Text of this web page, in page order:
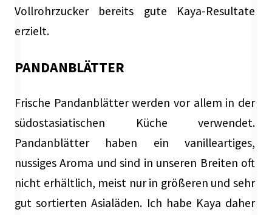
Vollrohrzucker bereits gute Kaya-Resultate
erzielt.
PANDANBLÄTTER
Frische Pandanblätter werden vor allem in der
südostasiatischen Küche verwendet.
Pandanblätter haben ein vanilleartiges,
nussiges Aroma und sind in unseren Breiten oft
nicht erhältlich, meist nur in größeren und sehr
gut sortierten Asialäden. Ich habe Kaya daher